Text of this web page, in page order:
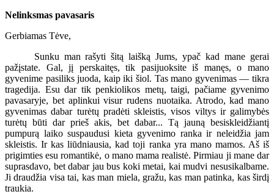
Nelinksmas pavasaris
Gerbiamas Tėve,
Sunku man rašyti šitą laišką Jums, ypač kad mane gerai
pažįstate. Gal, jį perskaitęs, tik pasijuoksite iš manęs, o mano
gyvenime pasiliks juoda, kaip iki šiol. Tas mano gyvenimas — tikra
tragedija. Esu dar tik penkiolikos metų, taigi, pačiame gyvenimo
pavasaryje, bet aplinkui visur rudens nuotaika. Atrodo, kad mano
gyvenimas dabar turėtų pradėti skleistis, visos viltys ir galimybės
turėtų būti dar prieš akis, bet dabar... Tą jauną besiskleidžiantį
pumpurą laiko suspaudusi kieta gyvenimo ranka ir neleidžia jam
skleistis. Ir kas liūdniausia, kad toji ranka yra mano mamos. Aš iš
prigimties esu romantikė, o mano mama realistė. Pirmiau ji mane dar
suprasdavo, bet dabar jau bus koki metai, kai mudvi nesusikalbame.
Ji draudžia visa tai, kas man miela, gražu, kas man patinka, kas širdį
traukia.